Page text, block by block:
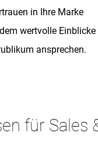
in Ihre Marke
wertvolle Einblicke
ansprechen.
für Sales